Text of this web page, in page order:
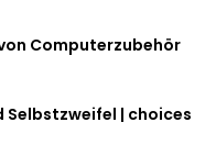
Computerzubehör
| choices